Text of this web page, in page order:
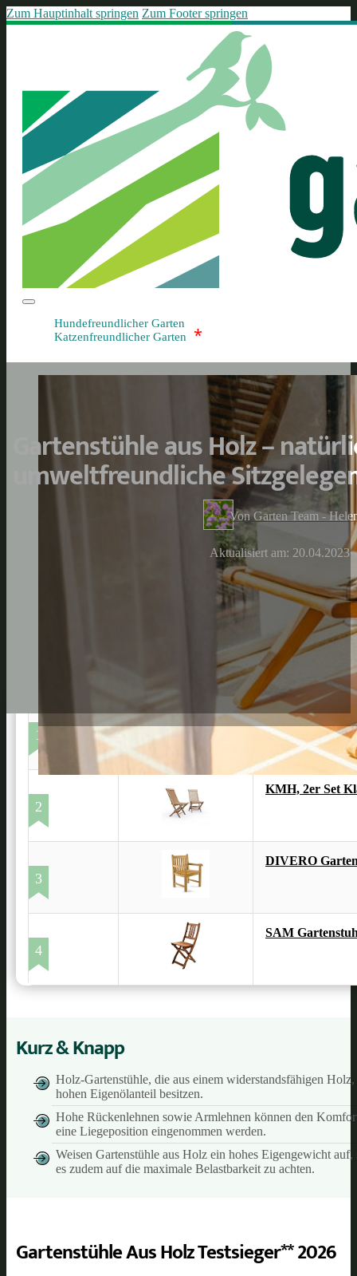
Zum Hauptinhalt springen Zum Footer springen
Hundefreundlicher Garten
Katzenfreundlicher Garten
*
Gartenstühle aus Holz –
umweltfreundliche
Von Garten Team -
Aktualisiert am: 20.04.2023
1
Kai Wiechmann
2
KMH, 2er Set
3
DIVERO
4
SAM
Kurz & Knapp
Holz-Gartenstühle, die aus einem widerstandsfähigen
hohen Eigenölanteil besitzen.
Hohe Rückenlehnen sowie Armlehnen können den
eine Liegeposition eingenommen werden.
Weisen Gartenstühle aus Holz ein hohes Eigengewicht
es zudem auf die maximale Belastbarkeit zu achten.
Gartenstühle Aus Holz Testsieger** 2026